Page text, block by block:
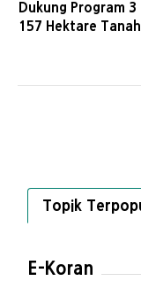
Dukung Program
157 Hektare
Topik
E-Koran